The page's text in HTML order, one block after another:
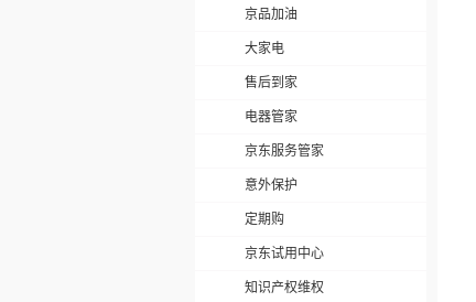
京品加油
大家电
售后到家
电器管家
京东服务管家
意外保护
定期购
京东试用中心
知识产权维权